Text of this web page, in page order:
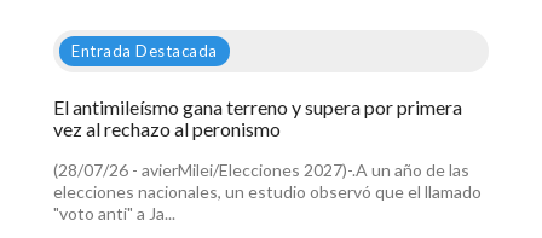
Entrada Destacada
El antimileísmo gana terreno y supera por primera
vez al rechazo al peronismo
(28/07/26 - avierMilei/Elecciones 2027)-.A un año de las
elecciones nacionales, un estudio observó que el llamado
"voto anti" a Ja...